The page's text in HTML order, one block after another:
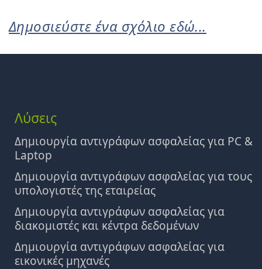
Δημοσιεύστε ένα σχόλιο εδώ...
Λύσεις
Δημιουργία αντιγράφων ασφαλείας για PC &
Laptop
Δημιουργία αντιγράφων ασφαλείας για τους
υπολογιστές της εταιρείας
Δημιουργία αντιγράφων ασφαλείας για
διακομιστές και κέντρα δεδομένων
Δημιουργία αντιγράφων ασφαλείας για
εικονικές μηχανές